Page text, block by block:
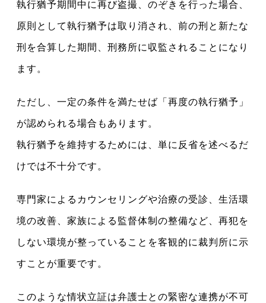
執行猶予期間中に再び盗撮、のぞきを行った場合、
原則として執行猶予は取り消され、前の刑と新たな
刑を合算した期間、刑務所に収監されることになり
ます。
ただし、一定の条件を満たせば「再度の執行猶予」
が認められる場合もあります。
執行猶予を維持するためには、単に反省を述べるだ
けでは不十分です。
専門家によるカウンセリングや治療の受診、生活環
境の改善、家族による監督体制の整備など、再犯を
しない環境が整っていることを客観的に裁判所に示
すことが重要です。
このような情状立証は弁護士との緊密な連携が不可